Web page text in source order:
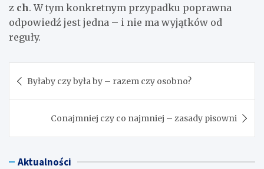
z ch. W tym konkretnym przypadku poprawna
odpowiedź jest jedna – i nie ma wyjątków od
reguły.
wpisu
Byłaby czy była by – razem czy osobno?
Conajmniej czy co najmniej – zasady pisowni
Aktualności